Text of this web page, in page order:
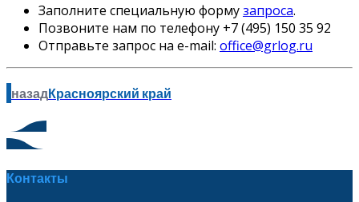
Заполните специальную формузапроса.
Позвоните нам по телефону +7 (495) 150 35 92
Отправьте запрос на e-mail: office@grlog.ru
назадКрасноярский край
Контакты